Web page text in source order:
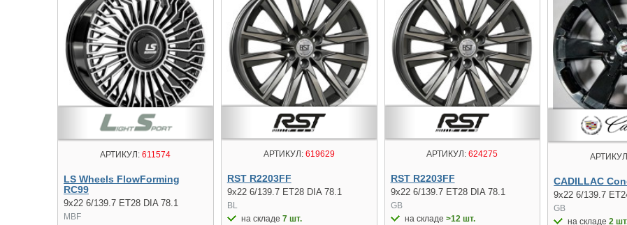
АРТИКУЛ: 611574
LS Wheels FlowForming
RC99
9x22 6/139.7 ET28 DIA 78.1
MBF
АРТИКУЛ:619629
RST R2203FF
9x22 6/139.7 ET28 DIA 78.1
BL
на складе 7 шт.
АРТИКУЛ: 624275
RST R2203FF
9x22 6/139.7 ET28 DIA 78.1
GB
на складе >12 шт.
CADILLAC
9x22 6/139.7
GB
на складе2